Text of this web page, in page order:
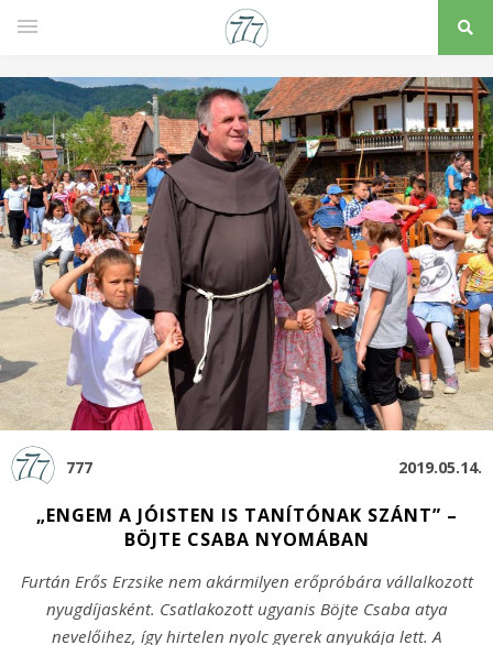
777 2019.05.14.
„ENGEM A JÓISTEN IS TANÍTÓNAK SZÁNT” –
BÖJTE CSABA NYOMÁBAN
Furtán Erős Erzsike nem akármilyen erőpróbára vállalkozott
nyugdíjasként. Csatlakozott ugyanis Böjte Csaba atya
nevelőihez, így hirtelen nyolc gyerek anyukája lett. A